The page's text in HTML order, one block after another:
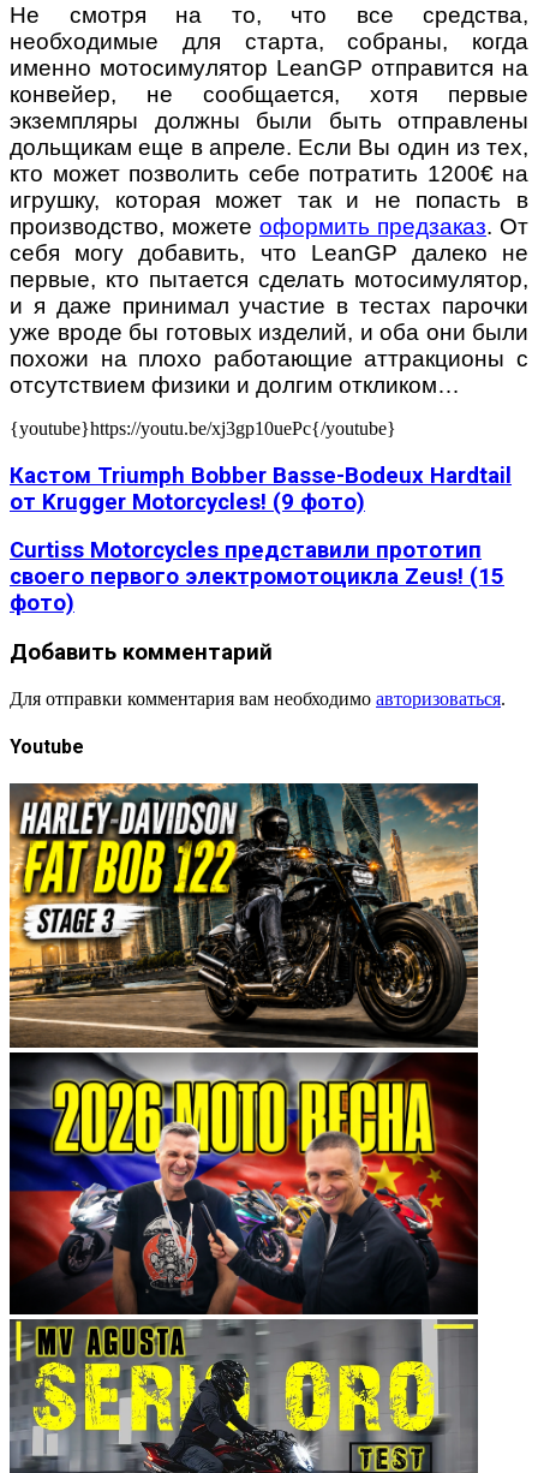
Не смотря на то, что все средства,
необходимые для старта, собраны, когда
именно мотосимулятор LeanGP отправится на
конвейер, не сообщается, хотя первые
экземпляры должны были быть отправлены
дольщикам еще в апреле. Если Вы один из тех,
кто может позволить себе потратить 1200€ на
игрушку, которая может так и не попасть в
производство, можете оформить предзаказ. От
себя могу добавить, что LeanGP далеко не
первые, кто пытается сделать мотосимулятор,
и я даже принимал участие в тестах парочки
уже вроде бы готовых изделий, и оба они были
похожи на плохо работающие аттракционы c
отсутствием физики и долгим откликом…
{youtube}https://youtu.be/xj3gp10uePc{/youtube}
Кастом Triumph Bobber Basse-Bodeux Hardtail
от Krugger Motorcycles! (9 фото)
Curtiss Motorcycles представили прототип
своего первого электромотоцикла Zeus! (15
фото)
Добавить комментарий
Для отправки комментария вам необходимо авторизоваться.
Youtube